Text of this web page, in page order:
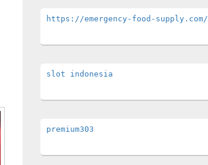
https://emergency-food-supply.com/
slot indonesia
premium303